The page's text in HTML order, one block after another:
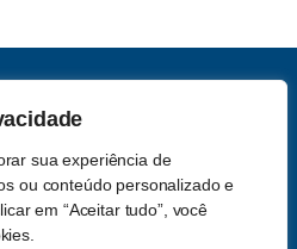
sua experiência de
ou conteúdo personalizado e
em “Aceitar tudo”, você
CNPJ: 62.357.060.0001-13
Saber e Fé Teologia LTDA
Política de Privacidade